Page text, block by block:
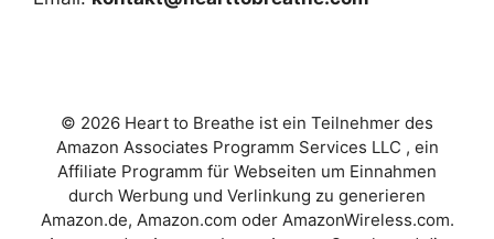
© 2026 Heart to Breathe ist ein Teilnehmer des
Amazon Associates Programm Services LLC , ein
Affiliate Programm für Webseiten um Einnahmen
durch Werbung und Verlinkung zu generieren
Amazon.de, Amazon.com oder AmazonWireless.com.